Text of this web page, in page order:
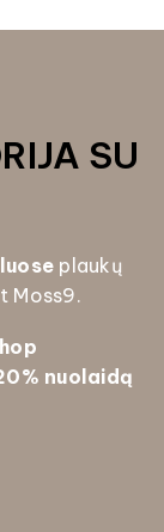
SU
plaukų
Moss9.
nuolaidą